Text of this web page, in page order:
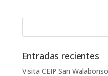
Entradas recientes
Visita CEIP San Walabonso